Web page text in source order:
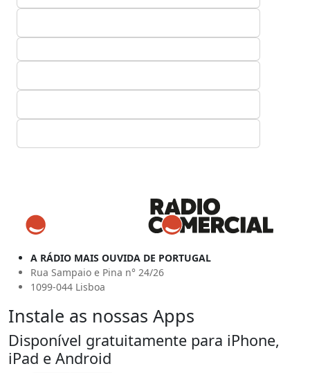
A RÁDIO MAIS OUVIDA DE PORTUGAL
Rua Sampaio e Pina n° 24/26
1099-044 Lisboa
Instale as nossas Apps
Disponível gratuitamente para iPhone,
iPad e Android